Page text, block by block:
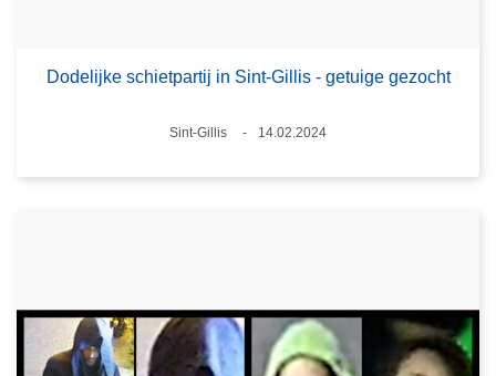
Dodelijke schietpartij in Sint-Gillis - getuige gezocht
Plaats
Sint-Gillis
14.02.2024